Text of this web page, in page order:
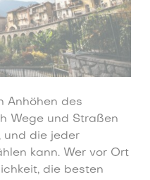
Anhöhen des
Wege und Straßen
und die jeder
kann. Wer vor Ort
die besten